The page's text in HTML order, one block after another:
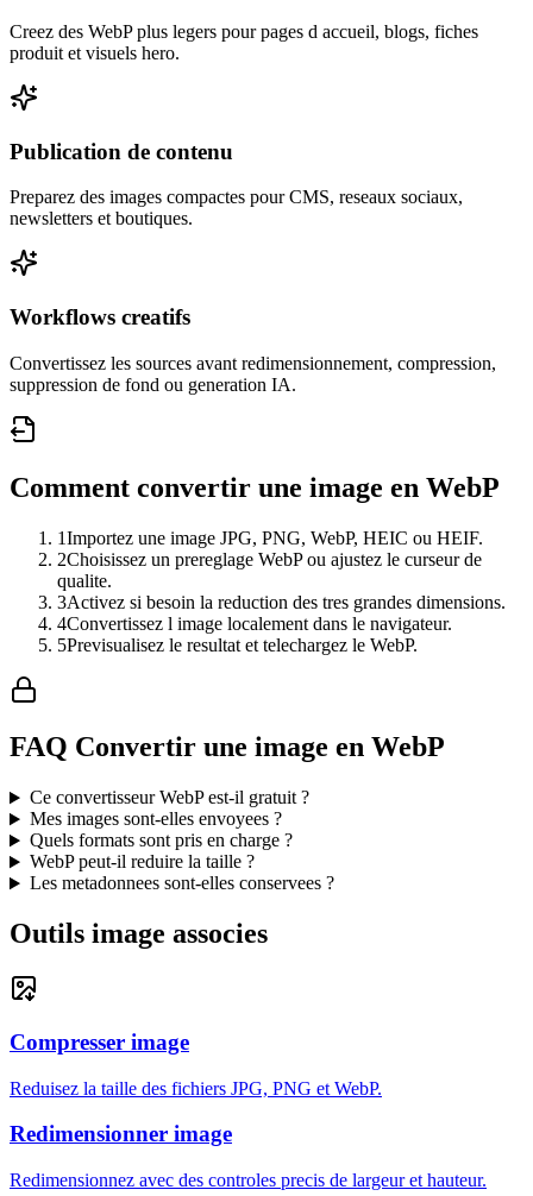
Creez des WebP plus legers pour pages d accueil, blogs, fiches
produit et visuels hero.
Publication de contenu
Preparez des images compactes pour CMS, reseaux sociaux,
newsletters et boutiques.
Workflows creatifs
Convertissez les sources avant redimensionnement, compression,
suppression de fond ou generation IA.
Comment convertir une image en WebP
1Importez une image JPG, PNG, WebP, HEIC ou HEIF.
2Choisissez un prereglage WebP ou ajustez le curseur de
qualite.
3Activez si besoin la reduction des tres grandes dimensions.
4Convertissez l image localement dans le navigateur.
5Previsualisez le resultat et telechargez le WebP.
FAQ Convertir une image en WebP
Ce convertisseur WebP est-il gratuit ?
Mes images sont-elles envoyees ?
Quels formats sont pris en charge ?
WebP peut-il reduire la taille ?
Les metadonnees sont-elles conservees ?
Outils image associes
Compresser image
Reduisez la taille des fichiers JPG, PNG et WebP.
Redimensionner image
Redimensionnez avec des controles precis de largeur et hauteur.